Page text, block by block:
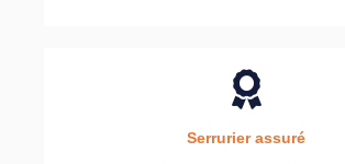
Serrurier assuré